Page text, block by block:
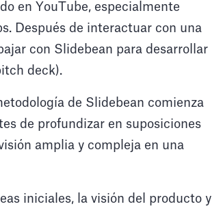
en YouTube, especialmente
Después de interactuar con una
con Slidebean para desarrollar
deck).
de Slidebean comienza
de profundizar en suposiciones
amplia y compleja en una
iniciales, la visión del producto y